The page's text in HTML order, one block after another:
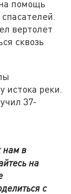
помощь
вертолет
сквозь
истока реки.
37-
нам в
на
с